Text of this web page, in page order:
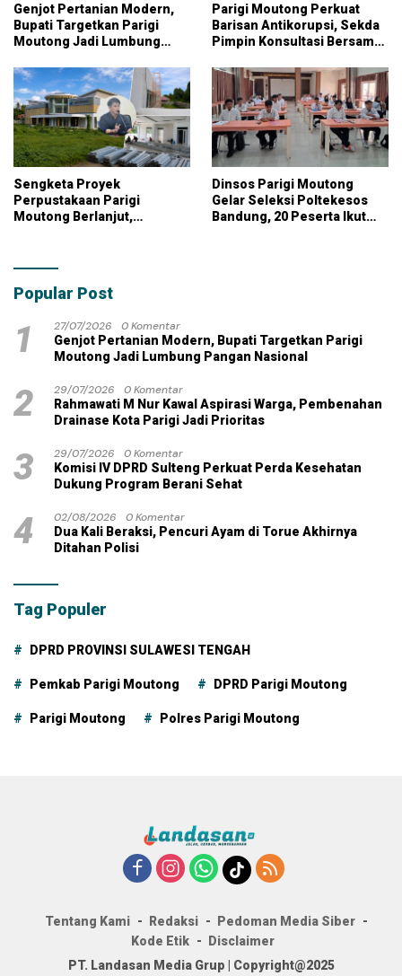
Genjot Pertanian Modern,
Bupati Targetkan Parigi
Moutong Jadi Lumbung
Parigi Moutong Perkuat
Barisan Antikorupsi, Sekda
Pimpin Konsultasi Bersama
Sengketa Proyek
Perpustakaan Parigi
Moutong Berlanjut,
dengan Dana Pribadi
Dinsos Parigi Moutong
Gelar Seleksi Poltekesos
Bandung, 20 Peserta Ikut
Popular Post
1 27/07/2026
0 Komentar
Genjot Pertanian Modern, Bupati Targetkan Parigi
Moutong Jadi Lumbung Pangan Nasional
2 29/07/2026
0 Komentar
Rahmawati M Nur Kawal Aspirasi Warga, Pembenahan
Drainase Kota Parigi Jadi Prioritas
3 29/07/2026
0 Komentar
Komisi IV DPRD Sulteng Perkuat Perda Kesehatan
Dukung Program Berani Sehat
4 02/08/2026
0 Komentar
Dua Kali Beraksi, Pencuri Ayam di Torue Akhirnya
Ditahan Polisi
Tag Populer
DPRD PROVINSI SULAWESI TENGAH
Pemkab Parigi Moutong DPRD Parigi Moutong
Parigi Moutong Polres Parigi Moutong
Tentang Kami Redaksi
Pedoman Media Siber
Kode Etik
Disclaimer
PT. Landasan Media Grup | Copyright@2025